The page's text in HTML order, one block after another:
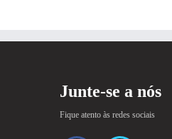
Junte-se a nós
Fique atento às redes sociais